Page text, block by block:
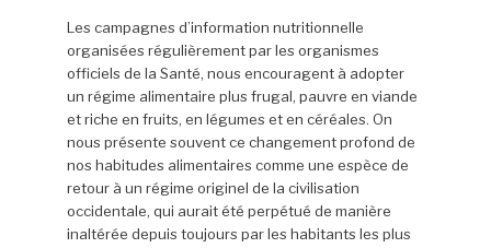
Les campagnes d’information nutritionnelle
organisées régulièrement par les organismes
officiels de la Santé, nous encouragent à adopter
un régime alimentaire plus frugal, pauvre en viande
et riche en fruits, en légumes et en céréales. On
nous présente souvent ce changement profond de
nos habitudes alimentaires comme une espèce de
retour à un régime originel de la civilisation
occidentale, qui aurait été perpétué de manière
inaltérée depuis toujours par les habitants les plus